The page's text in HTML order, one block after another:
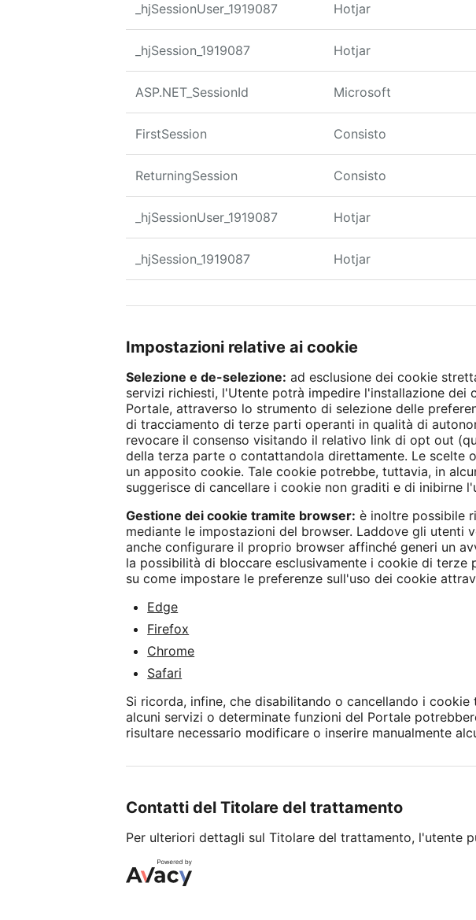
_hjSessionUser_1919087 Hotjar
_hjSession_1919087 Hotjar
ASP.NET_SessionId Microsoft
FirstSession Consisto
ReturningSession Consisto
_hjSessionUser_1919087 Hotjar
_hjSession_1919087 Hotjar
Impostazioni relative ai cookie
Selezione e de-selezione: ad esclusione dei cookie
servizi richiesti, l'Utente potrà impedire l'installazione
Portale, attraverso lo strumento di selezione delle
di tracciamento di terze parti operanti in qualità di
revocare il consenso visitando il relativo link di opt out
della terza parte o contattandola direttamente. Le scelte
un apposito cookie. Tale cookie potrebbe, tuttavia, in
suggerisce di cancellare i cookie non graditi e di inibirne
Gestione dei cookie tramite browser: è inoltre possibile
mediante le impostazioni del browser. Laddove gli
anche configurare il proprio browser affinché generi un
la possibilità di bloccare esclusivamente i cookie di
su come impostare le preferenze sull'uso dei cookie
Edge
Firefox
Chrome
Safari
Si ricorda, infine, che disabilitando o cancellando i
alcuni servizi o determinate funzioni del Portale
risultare necessario modificare o inserire manualmente
Contatti del Titolare del trattamento
Per ulteriori dettagli sul Titolare del trattamento, l'utente